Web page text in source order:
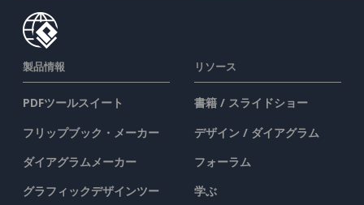
製品情報
PDFツールスイート
フリップブック・メーカー
ダイアグラムメーカー
グラフィックデザインツー
リソース
書籍 / スライドショー
デザイン / ダイアグラム
フォーラム
学ぶ